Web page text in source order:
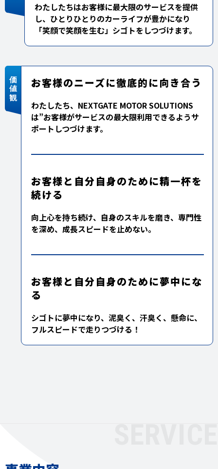
わたしたちはお客様に最大限のサービスを提供
し、ひとりひとりのカーライフが豊かになり
「笑顔で笑顔を生む」シゴトをしつづけます。
お客様のニーズに徹底的に向き合う
わたしたち、NEXTGATE MOTOR SOLUTIONS
は”お客様がサービスの最大限利用できるようサ
ポートしつづけます。
お客様と自分自身のために精一杯を
続ける
向上心を持ち続け、自身のスキルを磨き、専門性
を深め、成長スピードを止めない。
お客様と自分自身のために夢中にな
る
シゴトに夢中になり、泥臭く、汗臭く、懸命に、
フルスピードで走りつづける！